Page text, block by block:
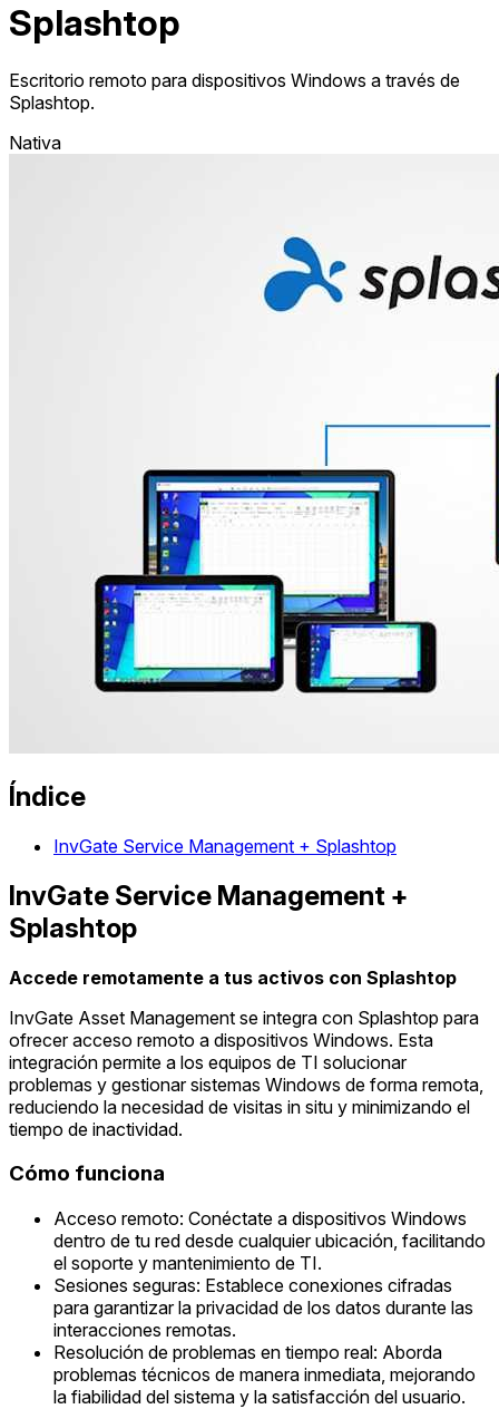
Splashtop
Escritorio remoto para dispositivos Windows a través de
Splashtop.
Nativa
Índice
InvGate Service Management + Splashtop
InvGate Service Management +
Splashtop
Accede remotamente a tus activos con Splashtop
InvGate Asset Management se integra con Splashtop para
ofrecer acceso remoto a dispositivos Windows. Esta
integración permite a los equipos de TI solucionar
problemas y gestionar sistemas Windows de forma remota,
reduciendo la necesidad de visitas in situ y minimizando el
tiempo de inactividad.
Cómo funciona
Acceso remoto: Conéctate a dispositivos Windows
dentro de tu red desde cualquier ubicación, facilitando
el soporte y mantenimiento de TI.
Sesiones seguras: Establece conexiones cifradas
para garantizar la privacidad de los datos durante las
interacciones remotas.
Resolución de problemas en tiempo real: Aborda
problemas técnicos de manera inmediata, mejorando
la fiabilidad del sistema y la satisfacción del usuario.